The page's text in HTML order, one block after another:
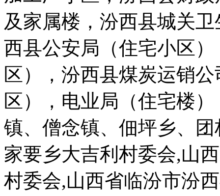
及家属楼，汾西县城关
西县公安局（住宅小区
区），汾西县煤炭运销
区），电业局（住宅楼
镇、僧念镇、佃坪乡、
家要乡大吉利村委会,山
村委会,山西省临汾市汾